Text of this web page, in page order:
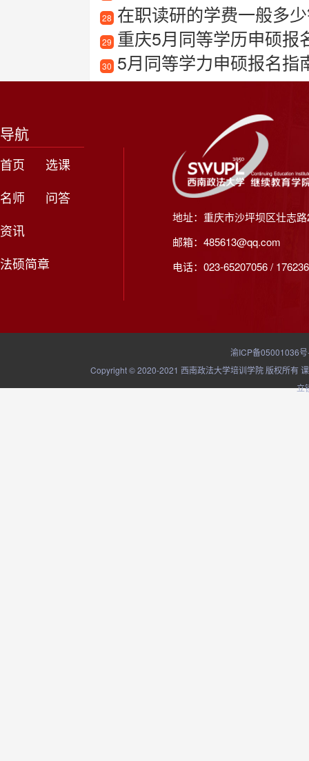
28 在职读研的学费一般多
29 重庆5月同等学历申硕报
30 5月同等学力申硕报名指
导航
首页
选课
名师
问答
资讯
法硕简章
地址：重庆市沙坪坝区壮志
邮箱：485613@qq.com
电话：023-65207056 /
渝ICP备05001036
Copyright © 2020-2021 西南政法大学培训学院 版权所有
立